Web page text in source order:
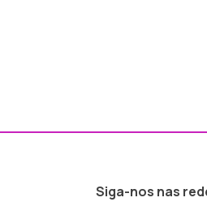
Siga-nos nas